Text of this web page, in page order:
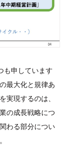
も申しています
最大化と規律あ
実現するのは、
の成長戦略につ
わる部分につい